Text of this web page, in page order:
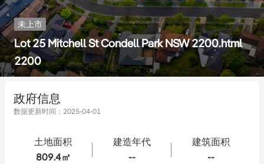
未上市
Lot 25 Mitchell St Condell Park NSW 2200.html
2200
政府信息
数据更新时间： 2025-04-01
土地面积
809.4㎡
建造年代
--
建筑面积
--